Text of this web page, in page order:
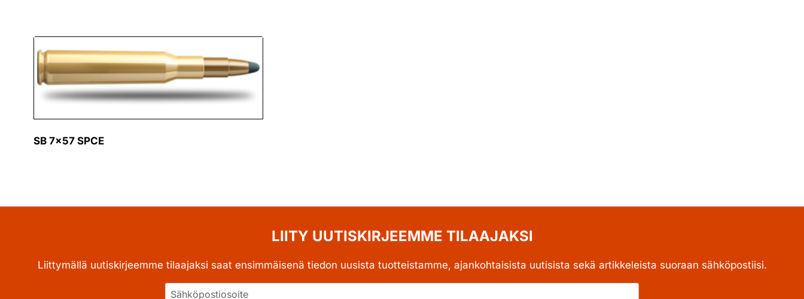
SB 7×57 SPCE
LIITY UUTISKIRJEEMME TILAAJAKSI
Liittymällä uutiskirjeemme tilaajaksi saat ensimmäisenä tiedon uusista tuotteistamme, ajankohtaisista uutisista sekä artikkeleista suoraan sähköpostiisi.